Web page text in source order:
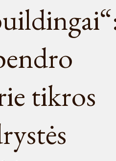
tikros